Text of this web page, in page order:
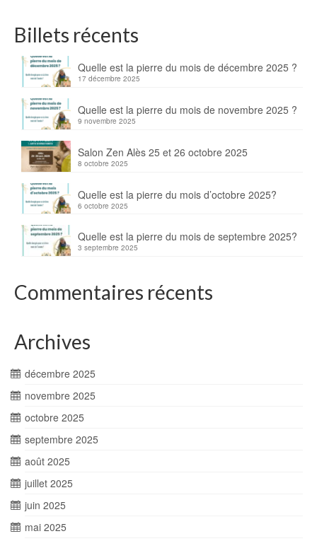
Billets récents
Quelle est la pierre du mois de décembre 2025 ?
17 décembre 2025
Quelle est la pierre du mois de novembre 2025 ?
9 novembre 2025
Salon Zen Alès 25 et 26 octobre 2025
8 octobre 2025
Quelle est la pierre du mois d’octobre 2025?
6 octobre 2025
Quelle est la pierre du mois de septembre 2025?
3 septembre 2025
Commentaires récents
Archives
décembre 2025
novembre 2025
octobre 2025
septembre 2025
août 2025
juillet 2025
juin 2025
mai 2025